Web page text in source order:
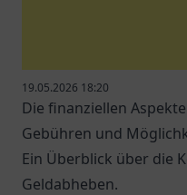
19.05.2026 18:20
Die finanziellen
Gebühren und
Ein Überblick über die
Geldabheben.